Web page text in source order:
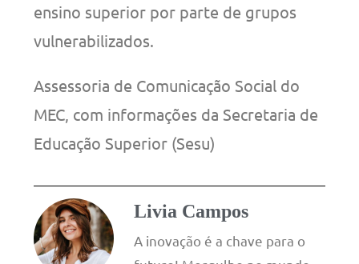
ensino superior por parte de grupos
vulnerabilizados.
Assessoria de Comunicação Social do
MEC, com informações da Secretaria de
Educação Superior (Sesu)
Livia Campos
A inovação é a chave para o